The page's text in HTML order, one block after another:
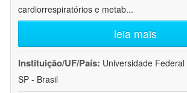
cardiorrespiratórios e metab...
leia mais
Instituição/UF/País: Universidade
SP - Brasil